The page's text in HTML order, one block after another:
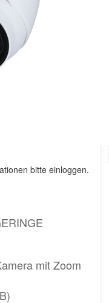
bitte einloggen.
mit Zoom